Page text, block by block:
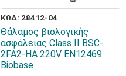
ΚΩΔ: 28412-04
Θάλαμος βιολογικής
ασφάλειας Class II BSC-
2FA2-HA 220V EN12469
Biobase